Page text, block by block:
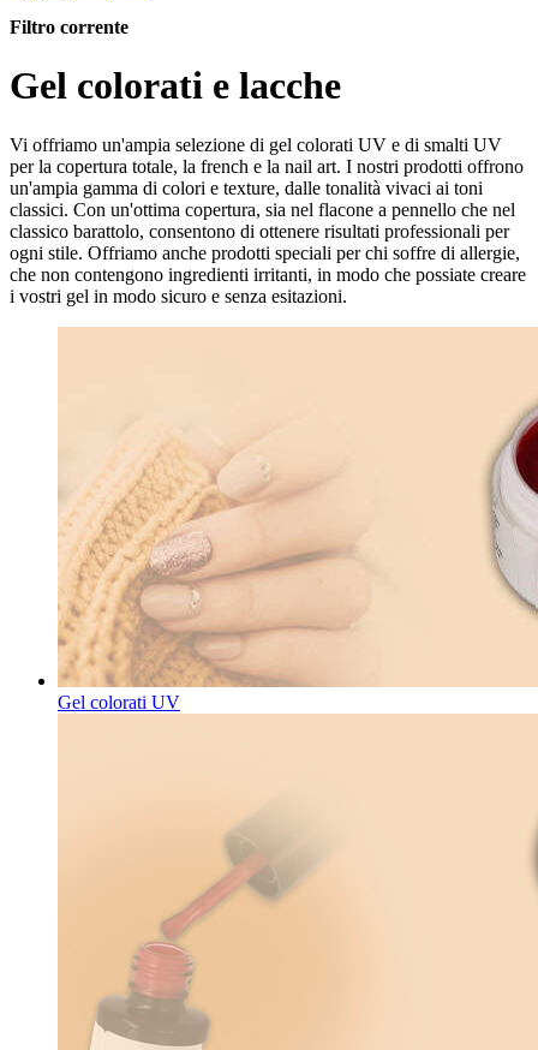
Filtro corrente
Gel colorati e lacche
Vi offriamo un'ampia selezione di gel colorati UV e di smalti UV
per la copertura totale, la french e la nail art. I nostri prodotti offrono
un'ampia gamma di colori e texture, dalle tonalità vivaci ai toni
classici. Con un'ottima copertura, sia nel flacone a pennello che nel
classico barattolo, consentono di ottenere risultati professionali per
ogni stile. Offriamo anche prodotti speciali per chi soffre di allergie,
che non contengono ingredienti irritanti, in modo che possiate creare
i vostri gel in modo sicuro e senza esitazioni.
Gel colorati UV